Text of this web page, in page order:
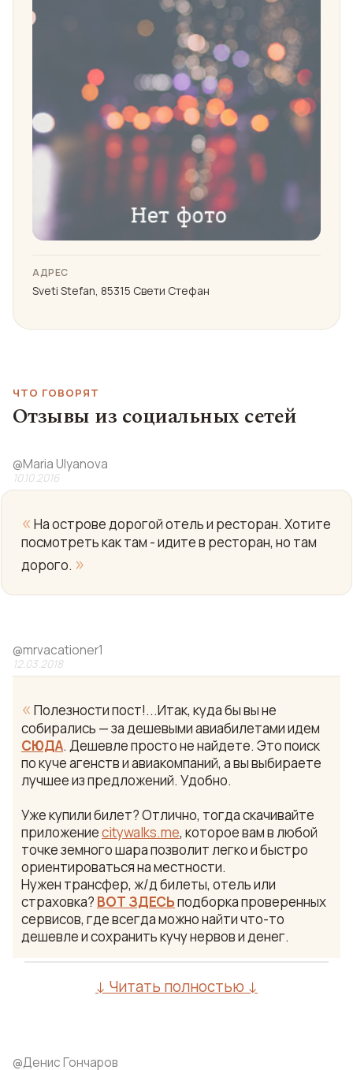
АДРЕС
Sveti Stefan, 85315 Свети Стефан
ЧТО ГОВОРЯТ
Отзывы из социальных сетей
@Maria Ulyanova
10.10.2016
« На острове дорогой отель и ресторан. Хотите
посмотреть как там - идите в ресторан, но там
дорого. »
@mrvacationer1
12.03.2018
« Полезности пост!...Итак, куда бы вы не
собирались — за дешевыми авиабилетами идем
СЮДА. Дешевле просто не найдете. Это поиск
по куче агенств и авиакомпаний, а вы выбираете
лучшее из предложений. Удобно.
Уже купили билет? Отлично, тогда скачивайте
приложениеcitywalks.me, которое вам в любой
точке земного шара позволит легко и быстро
ориентироваться на местности.
Нужен трансфер, ж/д билеты, отель или
страховка? ВОТ ЗДЕСЬподборка проверенных
сервисов, где всегда можно найти что-то
дешевле и сохранить кучу нервов и денег.
↓ Читать полностью ↓
@Денис Гончаров